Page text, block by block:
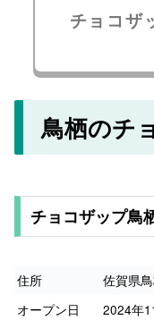
チョコザ
鳥栖のチ
チョコザップ鳥
住所
佐賀県
オープン日
2024年